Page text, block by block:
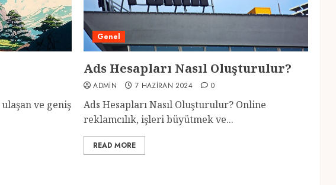
ve geniş
Genel
Ads Hesapları Nasıl Oluşturulur?
ADMIN 7 HAZIRAN 2024 0
Ads Hesapları Nasıl Oluşturulur? Online
reklamcılık, işleri büyütmek ve...
READ MORE